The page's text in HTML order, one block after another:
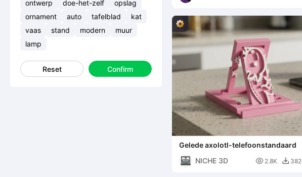
ontwerp
doe-het-zelf
opslag
ornament
auto tafelblad
kat
vaas
stand modern
muur
lamp
Reset Confirm
Gelede axolotl-telefoonstandaard
NICHE 3D
 2.8K  382